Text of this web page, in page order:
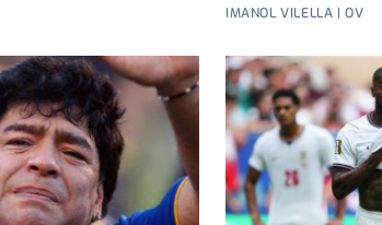
IMANOL VILELLA | OV